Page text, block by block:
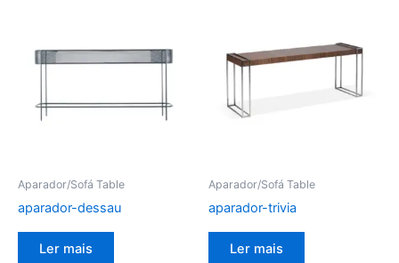
Aparador/Sofá Table
aparador-dessau
Ler mais
Aparador/Sofá Table
aparador-trivia
Ler mais